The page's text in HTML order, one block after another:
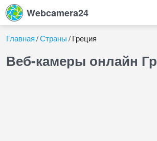
Webcamera24
Главная Страны Греция
Веб-камеры онлайн